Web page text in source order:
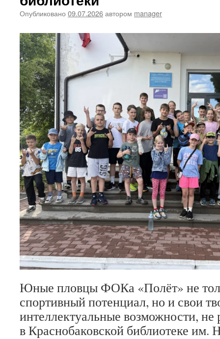
Опубликовано 09.07.2026автором manager
Юные пловцы ФОКа «Полёт» не
спортивный потенциал, но и свои
интеллектуальные возможности, не
в Краснобаковской библиотеке им.